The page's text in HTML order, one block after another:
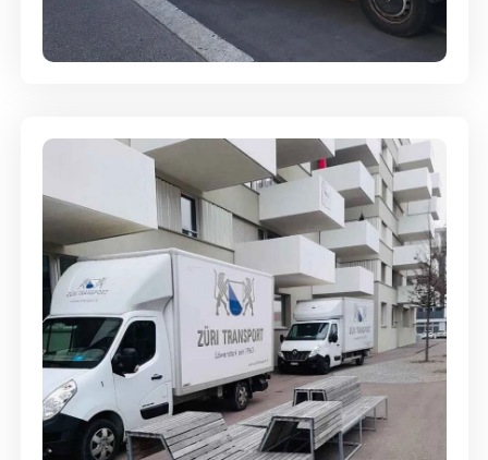
Full-Service - Für Privatumzüge